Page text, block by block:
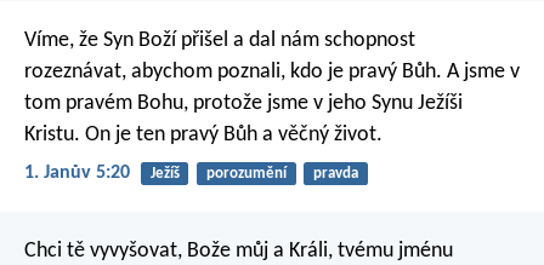
Víme, že Syn Boží přišel a dal nám schopnost
rozeznávat, abychom poznali, kdo je pravý Bůh. A jsme v
tom pravém Bohu, protože jsme v jeho Synu Ježíši
Kristu. On je ten pravý Bůh a věčný život.
1. Janův 5:20 Ježíš porozumění pravda
Chci tě vyvyšovat, Bože můj a Králi, tvému jménu